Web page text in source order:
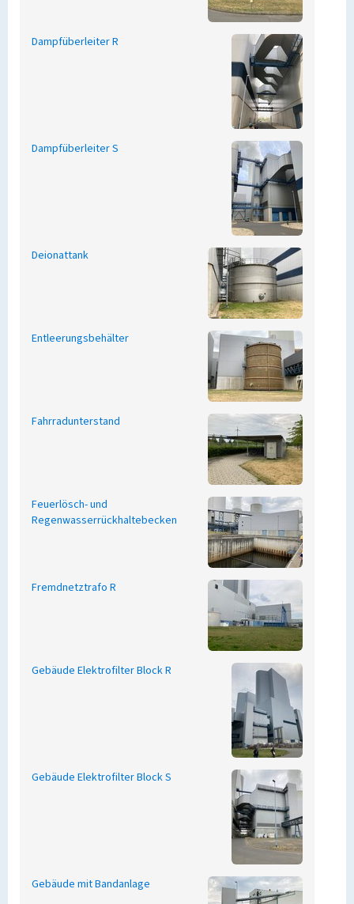
Dampfüberleiter R
Dampfüberleiter S
Deionattank
Entleerungsbehälter
Fahrradunterstand
Feuerlösch- und
Regenwasserrückhaltebecken
Fremdnetztrafo R
Gebäude Elektrofilter Block R
Gebäude Elektrofilter Block S
Gebäude mit Bandanlage